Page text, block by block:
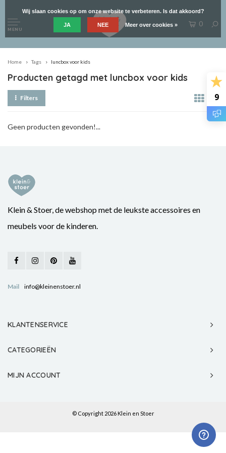
9
MENU
0
Home Tags luncbox voor kids
Producten getagd met luncbox voor kids
Filters
Geen producten gevonden!...
Klein & Stoer, de webshop met de leukste accessoires en
meubels voor de kinderen.
Mail info@kleinenstoer.nl
KLANTENSERVICE
CATEGORIEËN
MIJN ACCOUNT
© Copyright 2026 Klein en Stoer
Wij slaan cookies op om onze website te verbeteren. Is dat akkoord?
JA NEE Meer over cookies »